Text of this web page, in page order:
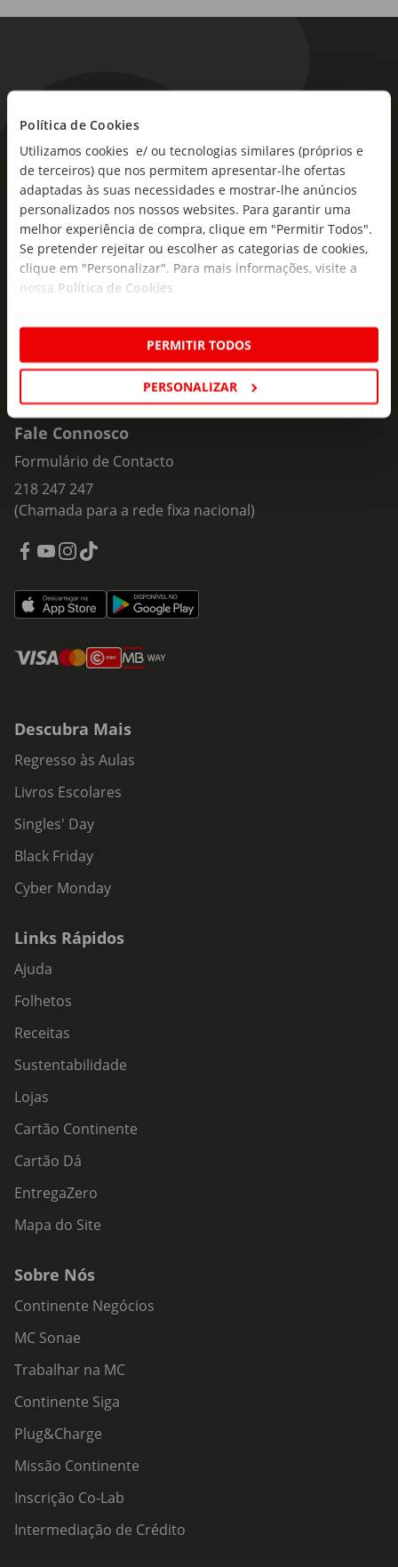
Política de Cookies
Utilizamos cookies e/ ou tecnologias similares (próprios e
de terceiros) que nos permitem apresentar-lhe ofertas
adaptadas às suas necessidades e mostrar-lhe anúncios
personalizados nos nossos websites. Para garantir uma
melhor experiência de compra, clique em "Permitir Todos".
Se pretender rejeitar ou escolher as categorias de cookies,
clique em "Personalizar". Para mais informações, visite a
nossa Política de Cookies.
PERMITIR TODOS
PERSONALIZAR
As novidades mais frescas no
seu e-mail!
Subscreva e descubra campanhas exclusivas,
ofertas e novidades para si.
Insira o seu e-
mail
Fale Connosco
Formulário de Contacto
218 247 247
(Chamada para a rede fixa nacional)
Descubra Mais
Regresso às Aulas
Livros Escolares
Singles' Day
Black Friday
Cyber Monday
Links Rápidos
Ajuda
Folhetos
Receitas
Sustentabilidade
Lojas
Cartão Continente
Cartão Dá
EntregaZero
Mapa do Site
Sobre Nós
Continente Negócios
MC Sonae
Trabalhar na MC
Continente Siga
Plug&Charge
Missão Continente
Inscrição Co-Lab
Intermediação de Crédito